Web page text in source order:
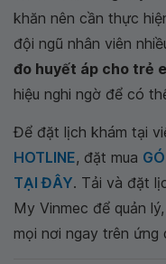
khăn nên cần thực
đội ngũ nhân viên
đo huyết áp cho trẻ
hiệu nghi ngờ để có
Để đặt lịch khám tại
HOTLINE, đặt mua
TẠI ĐÂY. Tải và đặt
My Vinmec để quản
mọi nơi ngay trên ứng